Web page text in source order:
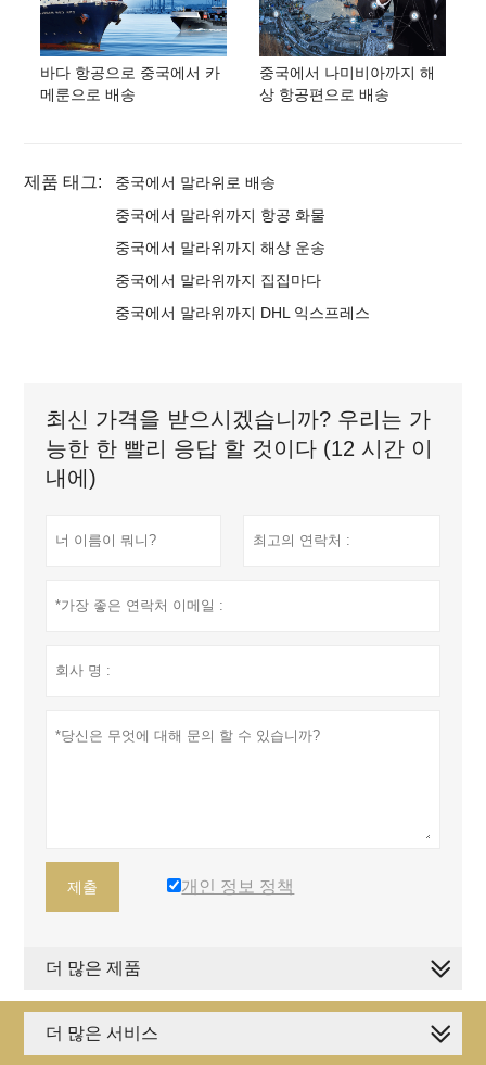
바다 항공으로 중국에서 카
메룬으로 배송
중국에서 나미비아까지 해
상 항공편으로 배송
제품 태그:
중국에서 말라위로 배송
중국에서 말라위까지 항공 화물
중국에서 말라위까지 해상 운송
중국에서 말라위까지 집집마다
중국에서 말라위까지 DHL 익스프레스
최신 가격을 받으시겠습니까? 우리는 가
능한 한 빨리 응답 할 것이다 (12 시간 이
내에)
제출 개인 정보 정책
더 많은 제품
더 많은 서비스